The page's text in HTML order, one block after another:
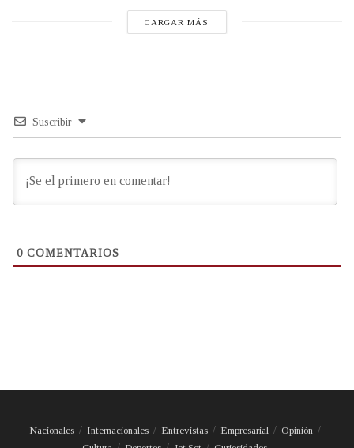
CARGAR MÁS
Suscribir
0 COMENTARIOS
Nacionales Internacionales Entrevistas Empresarial
Opinión